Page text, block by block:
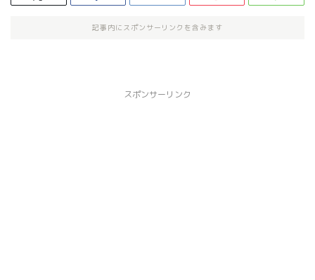
記事内にスポンサーリンクを含みます
スポンサーリンク